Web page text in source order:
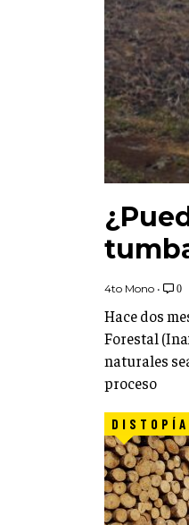
4to Mono • 0
Hace dos
Forestal
naturales
proceso
DISTOPÍA